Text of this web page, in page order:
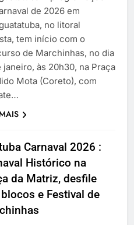
de 2026 em
no litoral
tem início com o
de Marchinhas, no dia
janeiro, às 20h30, na Praça
Mota (Coreto), com
Carnaval 2026 :
Histórico na
da Matriz, desfile
e Festival de